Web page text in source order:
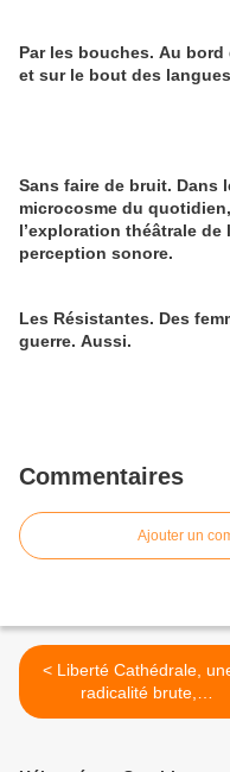
Par les bouches. Au bord
et sur le bout des
Sans faire de bruit. Dans
microcosme du quotidien,
l’exploration théâtrale de
perception sonore.
Les Résistantes. Des
guerre. Aussi.
Commentaires
Ajouter un
< Liberté Cathédrale, une
radicalité brute,
dérangeante, sans